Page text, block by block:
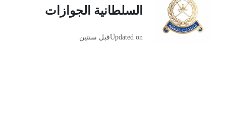
السلطانية الجوازات
Updated onقبل سنتين